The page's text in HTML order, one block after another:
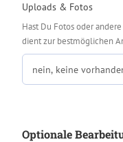
Uploads & Fotos
Hast Du Fotos oder
dient zur bestmöglichen
Optionale